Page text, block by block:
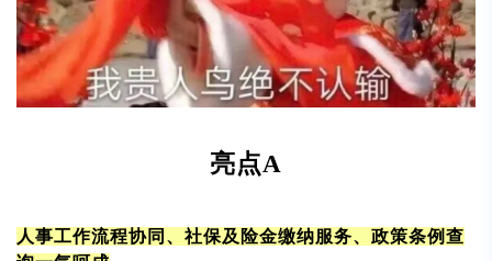
亮点A
人事工作流程协同、社保及险金缴纳服务、政策条例查